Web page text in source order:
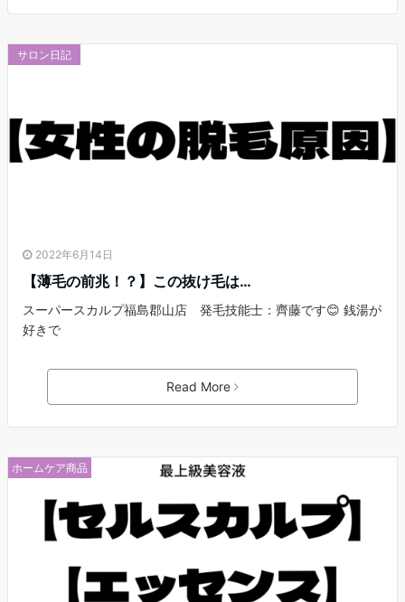
サロン日記
2022年6月14日
【薄毛の前兆！？】この抜け毛は…
スーパースカルプ福島郡山店 発毛技能士：齊藤です😊 銭湯が
好きで
Read More
ホームケア商品